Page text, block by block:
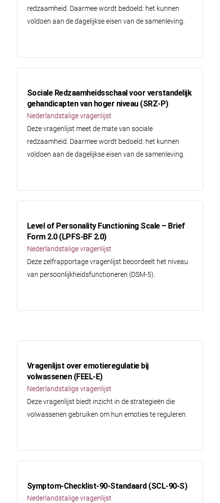
redzaamheid. Daarmee wordt bedoeld: het kunnen
voldoen aan de dagelijkse eisen van de samenleving.
Sociale Redzaamheidsschaal voor verstandelijk
gehandicapten van hoger niveau (SRZ-P)
Nederlandstalige vragenlijst
Deze vragenlijst meet de mate van sociale
redzaamheid. Daarmee wordt bedoeld: het kunnen
voldoen aan de dagelijkse eisen van de samenleving.
Level of Personality Functioning Scale – Brief
Form 2.0 (LPFS-BF 2.0)
Nederlandstalige vragenlijst
Deze zelfrapportage vragenlijst beoordeelt het niveau
van persoonlijkheidsfunctioneren (DSM-5).
Vragenlijst over emotieregulatie bij
volwassenen (FEEL-E)
Nederlandstalige vragenlijst
Deze vragenlijst biedt inzicht in de strategieën die
volwassenen gebruiken om hun emoties te reguleren.
Symptom-Checklist-90-Standaard (SCL-90-S)
Nederlandstalige vragenlijst